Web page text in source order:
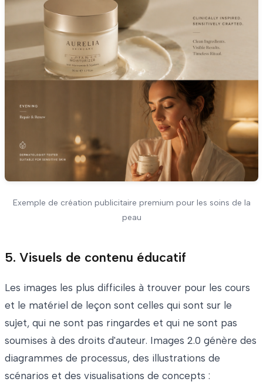
Exemple de création publicitaire premium pour les soins de la
peau
5. Visuels de contenu éducatif
Les images les plus difficiles à trouver pour les cours
et le matériel de leçon sont celles qui sont sur le
sujet, qui ne sont pas ringardes et qui ne sont pas
soumises à des droits d'auteur. Images 2.0 génère des
diagrammes de processus, des illustrations de
scénarios et des visualisations de concepts :